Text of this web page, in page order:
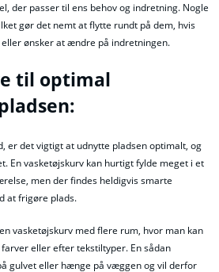
der passer til ens behov og indretning. Nogle
gør det nemt at flytte rundt på dem, hvis
ønsker at ændre på indretningen.
til optimal
er det vigtigt at udnytte pladsen optimalt, og
En vasketøjskurv kan hurtigt fylde meget i et
men der findes heldigvis smarte
at frigøre plads.
vasketøjskurv med flere rum, hvor man kan
eller efter tekstiltyper. En sådan
gulvet eller hænge på væggen og vil derfor